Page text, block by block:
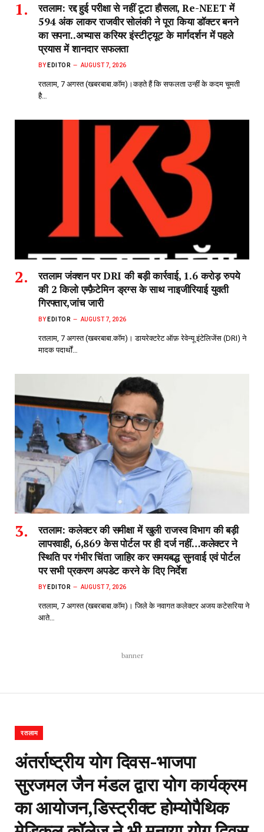
रतलाम: रद्द हुई परीक्षा से नहीं टूटा हौसला, Re-NEET में
594 अंक लाकर राजवीर सोलंकी ने पूरा किया डॉक्टर बनने
का सपना..अभ्यास करियर इंस्टीट्यूट के मार्गदर्शन में पहले
प्रयास में शानदार सफलता
BY EDITOR AUGUST 7, 2026
रतलाम, 7 अगस्त (खबरबाबा.कॉम)।कहते हैं कि सफलता उन्हीं के कदम चूमती
है…
रतलाम जंक्शन पर DRI की बड़ी कार्रवाई, 1.6 करोड़ रुपये
की 2 किलो एम्फ़ैटेमिन ड्रग्स के साथ नाइजीरियाई युवती
गिरफ्तार,जांच जारी
BY EDITOR AUGUST 7, 2026
रतलाम, 7 अगस्त (खबरबाबा.कॉम)। डायरेक्टरेट ऑफ़ रेवेन्यू इंटेलिजेंस (DRI) ने
मादक पदार्थों…
रतलाम: कलेक्टर की समीक्षा में खुली राजस्व विभाग की बड़ी
लापरवाही, 6,869 केस पोर्टल पर ही दर्ज नहीं…कलेक्टर ने
स्थिति पर गंभीर चिंता जाहिर कर समयबद्ध सुनवाई एवं पोर्टल
पर सभी प्रकरण अपडेट करने के दिए निर्देश
BY EDITOR AUGUST 7, 2026
रतलाम, 7 अगस्त (खबरबाबा.कॉम)। जिले के नवागत कलेक्टर अजय कटेसरिया ने
आते…
banner
रतलाम
अंतर्राष्ट्रीय योग दिवस-भाजपा
सुरजमल जैन मंडल द्वारा योग कार्यक्रम
का आयोजन,डिस्ट्रीक्ट होम्योपैथिक